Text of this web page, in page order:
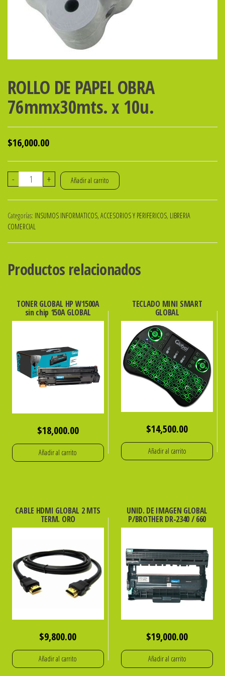
ROLLO DE PAPEL OBRA
76mmx30mts. x 10u.
$16,000.00
-
ROLLO
OBRA
10u.
cantidad
+ Añadir al carrito
Categorías: INSUMOS INFORMATICOS, ACCESORIOS Y PERIFERICOS, LIBRERIA
COMERCIAL
Productos relacionados
TONER GLOBAL HP W1500A
sin chip 150A GLOBAL
$18,000.00
Añadir al carrito
TECLADO MINI SMART
GLOBAL
$14,500.00
Añadir al carrito
CABLE HDMI GLOBAL 2 MTS
TERM. ORO
$9,800.00
Añadir al carrito
UNID. DE IMAGEN GLOBAL
P/BROTHER DR-2340 / 660
$19,000.00
Añadir al carrito